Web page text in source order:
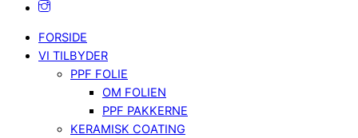
FORSIDE
VI TILBYDER
PPF FOLIE
OM FOLIEN
PPF PAKKERNE
KERAMISK COATING